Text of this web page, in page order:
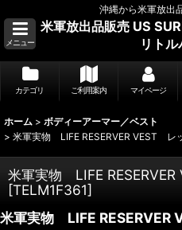
沖縄から米軍放出
メニュー
米軍放出品販売 US
リト
カテゴリ ご利用案内 マイページ
ホーム > ボディーアーマー／ベスト
> 米軍実物 LIFE RESERVER VEST
米軍実物 LIFE
[TELM1F361]
米軍実物 LIFE